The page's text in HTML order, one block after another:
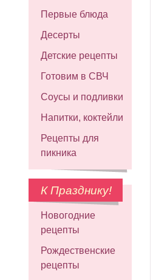
Первые блюда
Десерты
Детские рецепты
Готовим в СВЧ
Соусы и подливки
Напитки, коктейли
Рецепты для
пикника
К Празднику!
Новогодние
рецепты
Рождественские
рецепты